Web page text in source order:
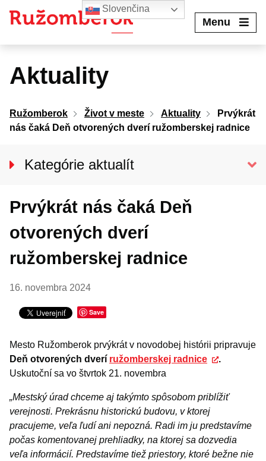
Menu
Aktuality
Ružomberok Život v meste Aktuality
Prvýkrát
nás čaká Deň otvorených dverí ružomberskej radnice
Kategórie aktualít
Kultúra
Šport
Prvýkrát nás čaká Deň
otvorených dverí
ružomberskej radnice
16. novembra 2024
Save
Mesto Ružomberok prvýkrát v novodobej histórii pripravuje
Deň otvorených dverí ružomberskej radnice
.
Uskutoční sa vo štvrtok 21. novembra
„Mestský úrad chceme aj takýmto spôsobom priblížiť
verejnosti. Prekrásnu historickú budovu, v ktorej
pracujeme, veľa ľudí ani nepozná. Radi im ju predstavíme
počas komentovanej prehliadky, na ktorej sa dozvedia
veľa informácií. Predstavíme tiež priestory, ktoré bežne nie
Slovenčina